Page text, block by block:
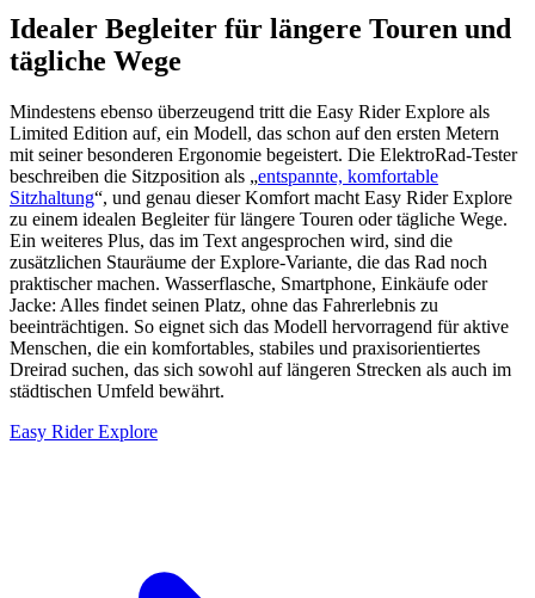
Idealer Begleiter für längere Touren und
tägliche Wege
Mindestens ebenso überzeugend tritt die Easy Rider Explore als
Limited Edition auf, ein Modell, das schon auf den ersten Metern
mit seiner besonderen Ergonomie begeistert. Die ElektroRad‑Tester
beschreiben die Sitzposition als „entspannte, komfortable
Sitzhaltung“, und genau dieser Komfort macht Easy Rider Explore
zu einem idealen Begleiter für längere Touren oder tägliche Wege.
Ein weiteres Plus, das im Text angesprochen wird, sind die
zusätzlichen Stauräume der Explore-Variante, die das Rad noch
praktischer machen. Wasserflasche, Smartphone, Einkäufe oder
Jacke: Alles findet seinen Platz, ohne das Fahrerlebnis zu
beeinträchtigen. So eignet sich das Modell hervorragend für aktive
Menschen, die ein komfortables, stabiles und praxisorientiertes
Dreirad suchen, das sich sowohl auf längeren Strecken als auch im
städtischen Umfeld bewährt.
Easy Rider Explore